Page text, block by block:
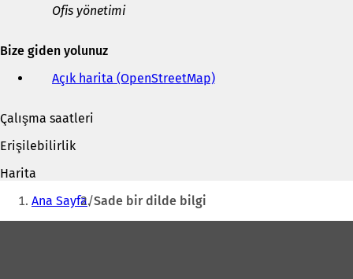
adresi
Ofis yönetimi
Bize giden yolunuz
Açık harita (OpenStreetMap)(
Çalışma saatleri
Erişilebilirlik
Harita
Buradasınız:
Ana Sayfa Sade bir dilde bilgi